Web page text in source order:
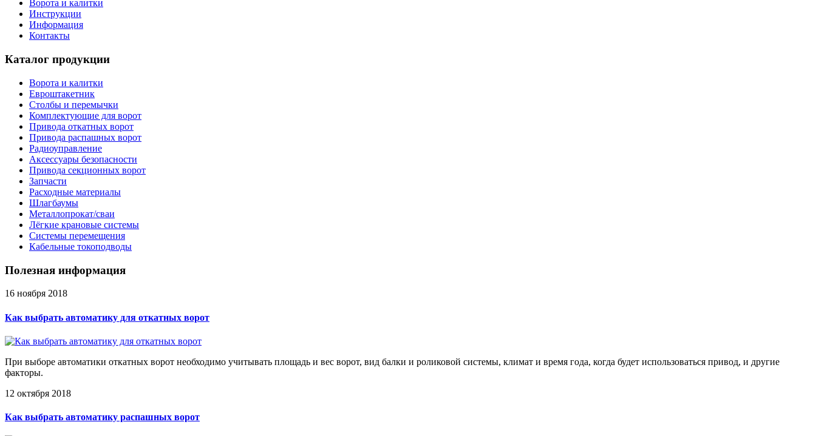
Ворота и калитки
Инструкции
Информация
Контакты
Каталог продукции
Ворота и калитки
Евроштакетник
Столбы и перемычки
Комплектующие для ворот
Привода откатных ворот
Привода распашных ворот
Радиоуправление
Аксессуары безопасности
Привода секционных ворот
Запчасти
Расходные материалы
Шлагбаумы
Металлопрокат/сваи
Лёгкие крановые системы
Системы перемещения
Кабельные токоподводы
Полезная информация
16 ноября 2018
Как выбрать автоматику для откатных ворот
При выборе автоматики откатных ворот необходимо учитывать площадь и вес ворот, вид балки и роликовой системы, климат и время года, когда будет использоваться привод, и другие
факторы.
12 октября 2018
Как выбрать автоматику распашных ворот